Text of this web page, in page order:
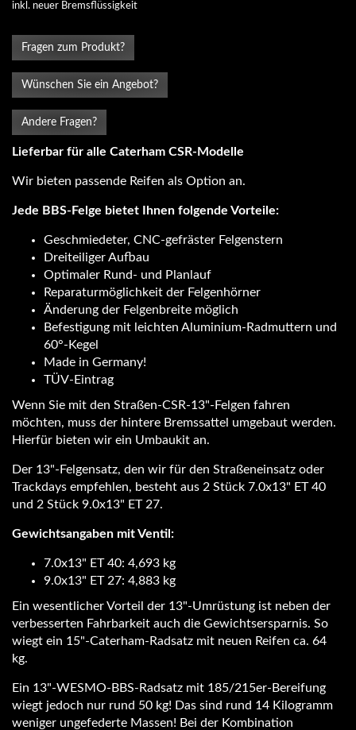
inkl. neuer Bremsflüssigkeit
Fragen zum Produkt?
Wünschen Sie ein Angebot?
Andere Fragen?
Lieferbar für alle Caterham CSR-Modelle
Wir bieten passende Reifen als Option an.
Jede BBS-Felge bietet Ihnen folgende Vorteile:
Geschmiedeter, CNC-gefräster Felgenstern
Dreiteiliger Aufbau
Optimaler Rund- und Planlauf
Reparaturmöglichkeit der Felgenhörner
Änderung der Felgenbreite möglich
Befestigung mit leichten Aluminium-Radmuttern und
60°-Kegel
Made in Germany!
TÜV-Eintrag
Wenn Sie mit den Straßen-CSR-13"-Felgen fahren
möchten, muss der hintere Bremssattel umgebaut werden.
Hierfür bieten wir ein Umbaukit an.
Der 13"-Felgensatz, den wir für den Straßeneinsatz oder
Trackdays empfehlen, besteht aus 2 Stück 7.0x13" ET 40
und 2 Stück 9.0x13" ET 27.
Gewichtsangaben mit Ventil:
7.0x13" ET 40: 4,693 kg
9.0x13" ET 27: 4,883 kg
Ein wesentlicher Vorteil der 13"-Umrüstung ist neben der
verbesserten Fahrbarkeit auch die Gewichtsersparnis. So
wiegt ein 15"-Caterham-Radsatz mit neuen Reifen ca. 64
kg.
Ein 13"-WESMO-BBS-Radsatz mit 185/215er-Bereifung
wiegt jedoch nur rund 50 kg! Das sind rund 14 Kilogramm
weniger ungefederte Massen! Bei der Kombination